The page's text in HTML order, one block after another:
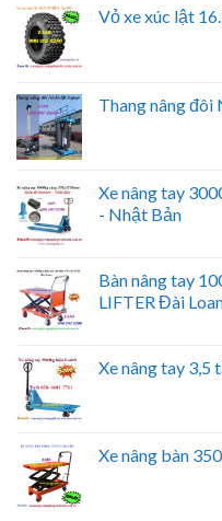
Vỏ xe xúc lật
Thang nâng
Xe nâng tay
- Nhật Bản
Bàn nâng tay
LIFTER Đài
Xe nâng tay 3,5
Xe nâng bàn